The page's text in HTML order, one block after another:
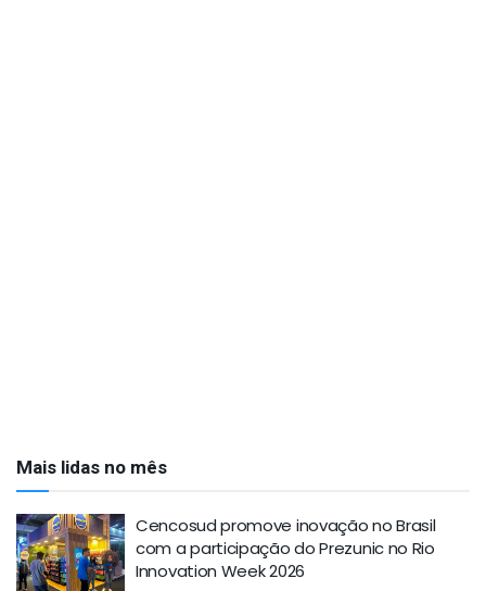
Mais lidas no mês
Cencosud promove inovação no Brasil
com a participação do Prezunic no Rio
Innovation Week 2026